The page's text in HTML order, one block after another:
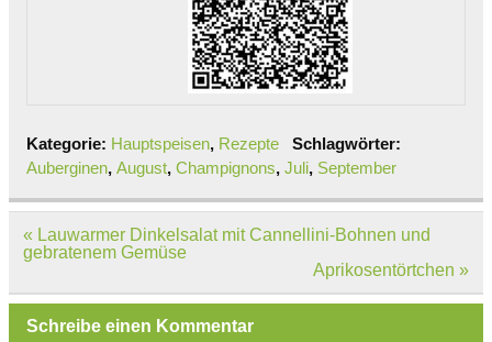
Kategorie: Hauptspeisen, Rezepte
Schlagwörter:
Auberginen, August, Champignons, Juli, September
Beitragsnavigation
« Lauwarmer Dinkelsalat mit Cannellini-Bohnen und
gebratenem Gemüse
Aprikosentörtchen »
Schreibe einen Kommentar